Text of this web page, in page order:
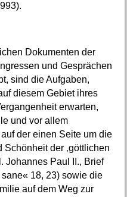
Dokumenten der
und Gesprächen
sind die Aufgaben,
diesem Gebiet ihres
erwarten,
und vor allem
der einen Seite um die
der ‚göttlichen
Johannes Paul II., Brief
18, 23) sowie die
auf dem Weg zur